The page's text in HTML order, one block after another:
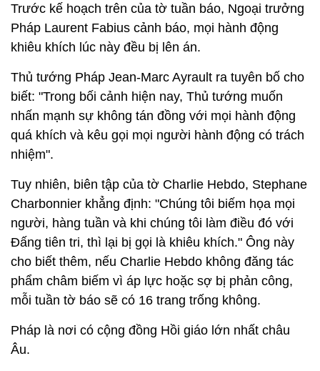
Trước kế hoạch trên của tờ tuần báo, Ngoại trưởng
Pháp Laurent Fabius cảnh báo, mọi hành động
khiêu khích lúc này đều bị lên án.
Thủ tướng Pháp Jean-Marc Ayrault ra tuyên bố cho
biết: "Trong bối cảnh hiện nay, Thủ tướng muốn
nhấn mạnh sự không tán đồng với mọi hành động
quá khích và kêu gọi mọi người hành động có trách
nhiệm".
Tuy nhiên, biên tập của tờ Charlie Hebdo, Stephane
Charbonnier khẳng định: "Chúng tôi biếm họa mọi
người, hàng tuần và khi chúng tôi làm điều đó với
Đấng tiên tri, thì lại bị gọi là khiêu khích." Ông này
cho biết thêm, nếu Charlie Hebdo không đăng tác
phẩm châm biếm vì áp lực hoặc sợ bị phản công,
mỗi tuần tờ báo sẽ có 16 trang trống không.
Pháp là nơi có cộng đồng Hồi giáo lớn nhất châu
Âu.